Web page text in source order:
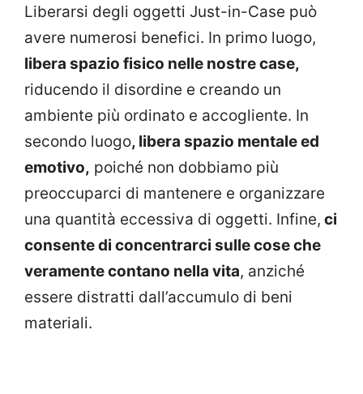
Liberarsi degli oggetti Just-in-Case può
avere numerosi benefici. In primo luogo,
libera spazio fisico nelle nostre case,
riducendo il disordine e creando un
ambiente più ordinato e accogliente. In
secondo luogo, libera spazio mentale ed
emotivo, poiché non dobbiamo più
preoccuparci di mantenere e organizzare
una quantità eccessiva di oggetti. Infine, ci
consente di concentrarci sulle cose che
veramente contano nella vita, anziché
essere distratti dall’accumulo di beni
materiali.